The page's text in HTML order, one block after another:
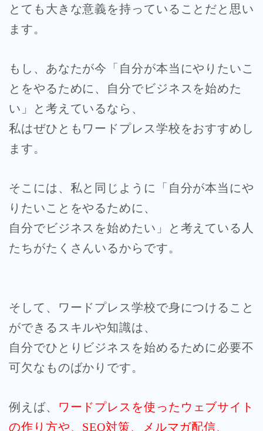
とても大きな意義を持っていることだと思い
ます。
もし、あなたが今「自分が本当にやりたいこ
とをやるために、自分でビジネスを始めた
い」と考えているなら、
私はぜひともワードプレス学校をおすすめし
ます。
そこには、私と同じように「自分が本当にや
りたいことをやるために、
自分でビジネスを始めたい」と考えている人
たちがたくさんいるからです。
そして、ワードプレス学校で身につけること
ができるスキルや知識は、
自分でひとりビジネスを始めるために必要不
可欠なものばかりです。
例えば、
ワードプレスを使ったウェブサイト
の作り方や、SEO対策、メルマガ配信、